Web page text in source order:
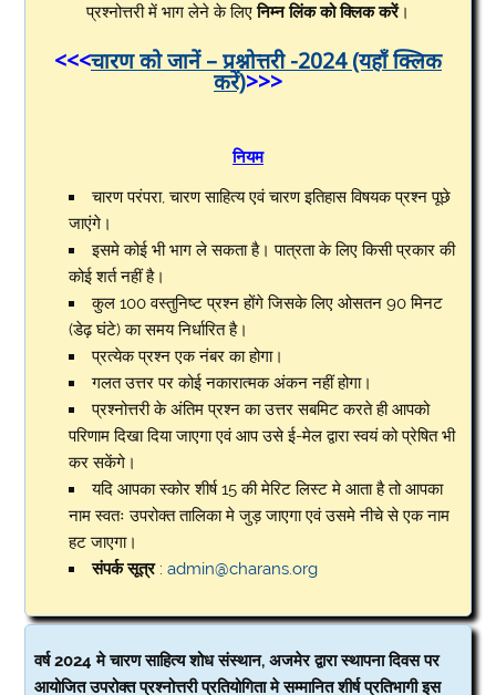
प्रश्नोत्तरी में भाग लेने के लिएनिम्न लिंक को क्लिक करें।
<<<चारण को जानें – प्रश्नोत्तरी -2024 (यहाँ क्लिक
करें)>>>
नियम
चारण परंपरा, चारण साहित्य एवं चारण इतिहास विषयक प्रश्न पूछे
जाएंगे।
इसमे कोई भी भाग ले सकता है। पात्रता के लिए किसी प्रकार की
कोई शर्त नहीं है।
कुल 100 वस्तुनिष्ट प्रश्न होंगे जिसके लिए ओसतन 90 मिनट
(डेढ़ घंटे) का समय निर्धारित है।
प्रत्येक प्रश्न एक नंबर का होगा।
गलत उत्तर पर कोई नकारात्मक अंकन नहीं होगा।
प्रश्नोत्तरी के अंतिम प्रश्न का उत्तर सबमिट करते ही आपको
परिणाम दिखा दिया जाएगा एवं आप उसे ई-मेल द्वारा स्वयं को प्रेषित भी
कर सकेंगे।
यदि आपका स्कोर शीर्ष 15 की मेरिट लिस्ट मे आता है तो आपका
नाम स्वतः उपरोक्त तालिका मे जुड़ जाएगा एवं उसमे नीचे से एक नाम
हट जाएगा।
संपर्क सूत्र: admin@charans.org
वर्ष 2024 मे चारण साहित्य शोध संस्थान, अजमेर द्वारा स्थापना दिवस पर
आयोजित उपरोक्त प्रश्नोत्तरी प्रतियोगिता मे सम्मानित शीर्ष प्रतिभागी इस